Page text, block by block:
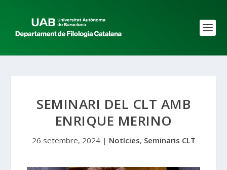
SEMINARI DEL CLT AMB
ENRIQUE MERINO
26 setembre, 2024| Notícies, Seminaris CLT